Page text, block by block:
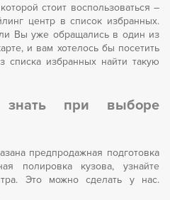
стоит воспользоваться –
центр в список избранных.
Вы уже обращались в один из
и вам хотелось бы посетить
избранных найти такую
при выборе
предпродажная подготовка
полировка кузова, узнайте
Это можно сделать у нас.